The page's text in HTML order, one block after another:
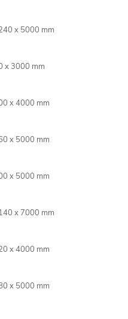
x 5000 mm
x 3000 mm
x 4000 mm
x 5000 mm
x 5000 mm
x 7000 mm
x 4000 mm
x 5000 mm